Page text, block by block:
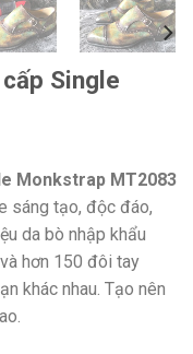
Single
Monkstrap MT2083
sáng tạo, độc đáo,
da bò nhập khẩu
và hơn 150 đôi tay
khác nhau. Tạo nên